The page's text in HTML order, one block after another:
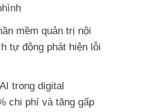
mềm quản trị nội
tự động phát hiện lỗi
trong digital
chi phí và tăng gấp